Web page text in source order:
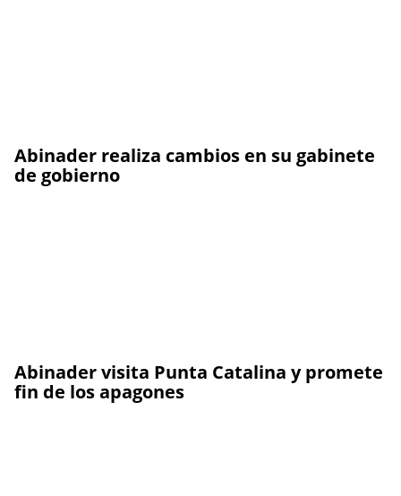
Abinader realiza cambios en su gabinete
de gobierno
Abinader visita Punta Catalina y promete
fin de los apagones